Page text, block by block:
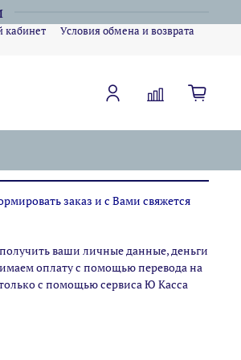
Условия обмена и возврата
заказ и с Вами свяжется
ваши личные данные, деньги
оплату с помощью перевода на
с помощью сервиса Ю Касса